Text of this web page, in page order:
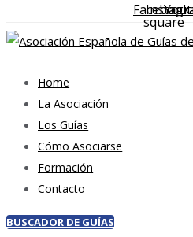
square
Home
La Asociación
Los Guías
Cómo Asociarse
Formación
Contacto
BUSCADOR DE GUÍAS